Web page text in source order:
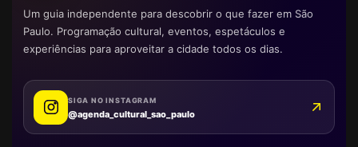
Um guia independente para descobrir o que fazer em São
Paulo. Programação cultural, eventos, espetáculos e
experiências para aproveitar a cidade todos os dias.
SIGA NO INSTAGRAM
@agenda_cultural_sao_paulo